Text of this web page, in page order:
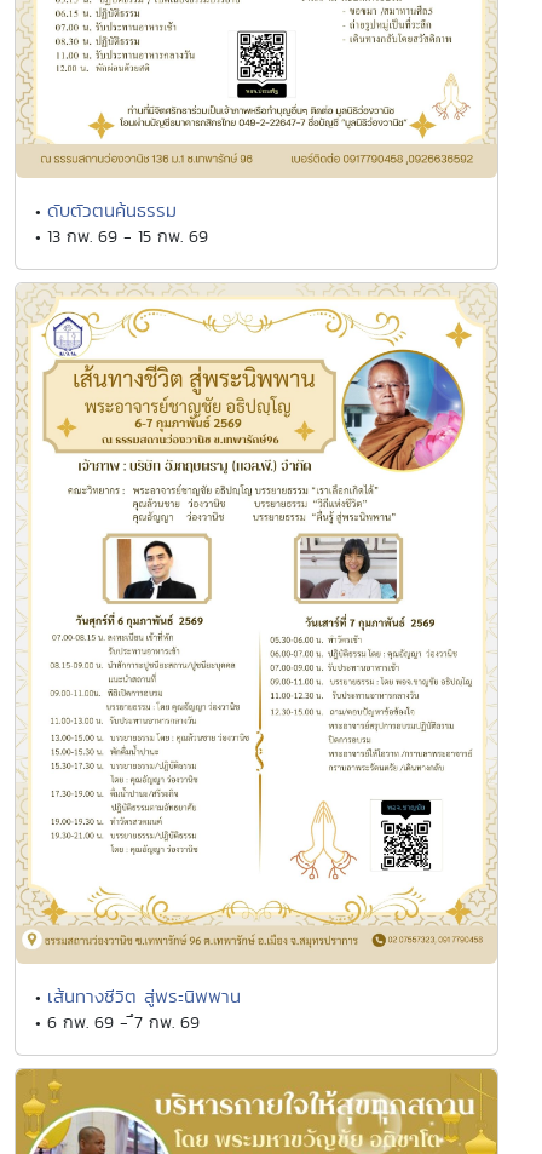
• ดับตัวตนค้นธรรม
• 13 กพ. 69 - 15 กพ. 69
• เส้นทางชีวิต สู่พระนิพพาน
• 6 กพ. 69 - ึ7 กพ. 69